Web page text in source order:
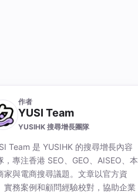
作者
YUSI Team
YUSIHK 搜尋增長團隊
Team 是 YUSIHK 的搜尋增長內容
，專注香港 SEO、GEO、AISEO、本
家與電商搜尋議題。文章以官方資
實務案例和顧問經驗校對，協助企業